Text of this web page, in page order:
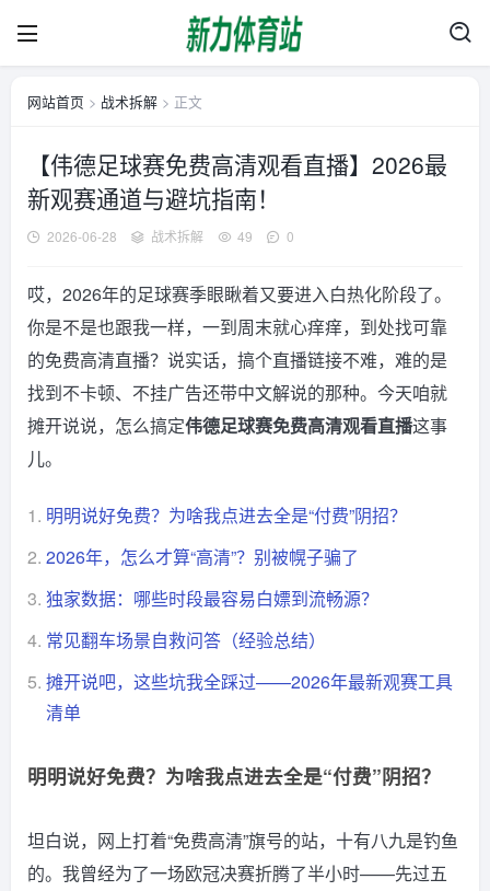
网站首页 > 战术拆解 > 正文
【伟德足球赛免费高清观看直播】2026最
新观赛通道与避坑指南！
2026-06-28 战术拆解 49 0
哎，2026年的足球赛季眼瞅着又要进入白热化阶段了。
你是不是也跟我一样，一到周末就心痒痒，到处找可靠
的免费高清直播？说实话，搞个直播链接不难，难的是
找到不卡顿、不挂广告还带中文解说的那种。今天咱就
摊开说说，怎么搞定伟德足球赛免费高清观看直播这事
儿。
1. 明明说好免费？为啥我点进去全是“付费”阴招？
2. 2026年，怎么才算“高清”？别被幌子骗了
3. 独家数据：哪些时段最容易白嫖到流畅源？
4. 常见翻车场景自救问答（经验总结）
5. 摊开说吧，这些坑我全踩过——2026年最新观赛工具
清单
明明说好免费？为啥我点进去全是“付费”阴招？
坦白说，网上打着“免费高清”旗号的站，十有八九是钓鱼
的。我曾经为了一场欧冠决赛折腾了半小时——先过五